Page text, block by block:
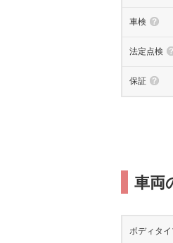
車検
法定点検
保証
車両
ボディタ